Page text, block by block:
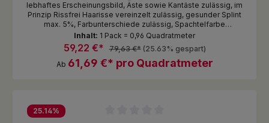
lebhaftes Erscheinungsbild, Äste sowie Kantäste zulässig, im
Prinzip Rissfrei Haarisse vereinzelt zulässig, gesunder Splint
max. 5%, Farbunterschiede zulässig, Spachtelfarbe
dunkelbraun Oberfläche Standardmässig naturbelassen Stellen
Sie sich Ihern Traumboden zusammen wie Sie es möchten von
komplett natürlich, glatt/Oberfläche unbehandelt, mit gebeizter
und endgeölter Oberfläche. Oberflächenstrukturierung bis 3D
gebürstet in separater Postion erhältlich!
Ab 61,69 €* pro Quadratmeter
59,22 €* 79,63 €* (25.63% gespart)
Inhalt: 1 Pack = 0,96 Quadratmeter
25.14%